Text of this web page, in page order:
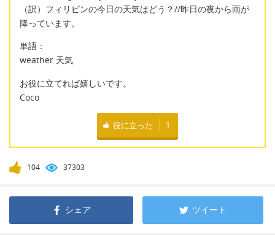
（訳）フィリピンの今日の天気はどう？//昨日の夜から雨が
降っています。
単語：
weather 天気
お役に立てれば嬉しいです。
Coco
役に立った 1
104 37303
シェア ツイート